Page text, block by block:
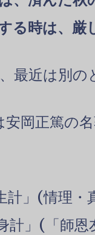
る時は、厳
最近は別の
安岡正篤の
計」(情理
計」(「師